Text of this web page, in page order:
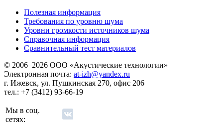
Полезная информация
Требования по уровню шума
Уровни громкости источников шума
Справочная информация
Сравнительный тест материалов
© 2006–2026 ООО «Акустические технологии»
Электронная почта: at-izh@yandex.ru
г. Ижевск, ул. Пушкинская 270, офис 206
тел.: +7 (3412) 93-66-19
Мы в соц.
сетях: